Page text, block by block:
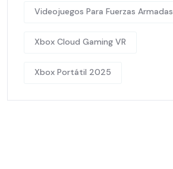
Videojuegos Para Fuerzas Armadas
Xbox Cloud Gaming VR
Xbox Portátil 2025